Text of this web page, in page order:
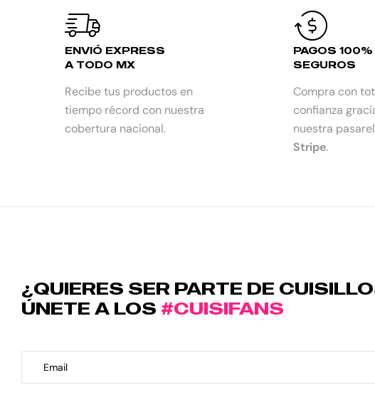
ENVIÓ EXPRESS
A TODO MX
Recibe tus productos en
tiempo récord con nuestra
cobertura nacional.
PAGOS 100%
SEGUROS
Compra con
confianza
nuestra
Stripe.
¿QUIERES SER PARTE DE
ÚNETE A LOS #CUISIFANS